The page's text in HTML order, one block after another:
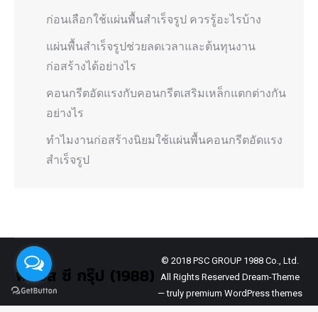
ก่อนเลือกใช้แผ่นพื้นสำเร็จรูป ควรรู้อะไรบ้าง
แผ่นพื้นสำเร็จรูปช่วยลดเวลาและต้นทุนงาน
ก่อสร้างได้อย่างไร
คอนกรีตอัดแรงกับคอนกรีตเสริมเหล็กแตกต่างกัน
อย่างไร
ทำไมงานก่อสร้างนิยมใช้แผ่นพื้นคอนกรีตอัดแรง
สำเร็จรูป
© 2018 PSC GROUP 1988 Co., Ltd.
All Rights Reserved Dream-Theme
— truly premium WordPress themes